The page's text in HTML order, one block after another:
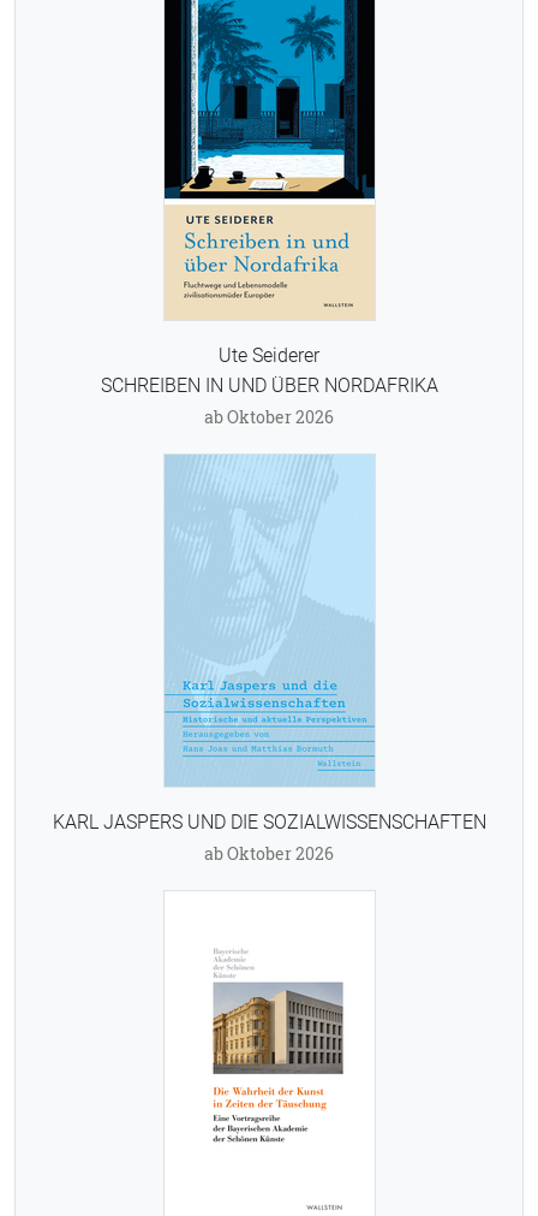
Ute Seiderer
SCHREIBEN IN UND ÜBER NORDAFRIKA
ab Oktober 2026
KARL JASPERS UND DIE SOZIALWISSENSCHAFTEN
ab Oktober 2026